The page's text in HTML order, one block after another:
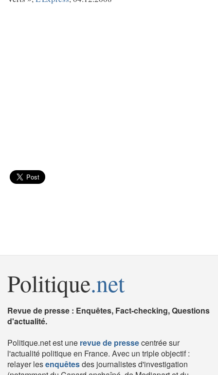
Politique.net
Revue de presse : Enquêtes, Fact-checking, Questions
d'actualité.
Politique.net est une revue de pressecentrée sur
l'actualité politique en France. Avec un triple objectif :
relayer lesenquêtesdes journalistes d'investigation